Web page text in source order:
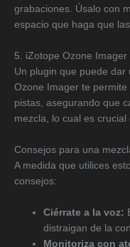
grabaciones. Úsalo con
espacio que haga que
5. iZotope Ozone Imager
Un plugin que puede dar
Ozone Imager te
pistas, asegurando que
mezcla, lo cual es crucial
Consejos para una
A medida que utilices
consejos:
Ciérrate a la voz:
distraigan de la
Monitoriza con